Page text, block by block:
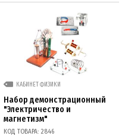
КАБИНЕТ ФИЗИКИ
Набор демонстрационный
"Электричество и
магнетизм"
КОД ТОВАРА: 2846